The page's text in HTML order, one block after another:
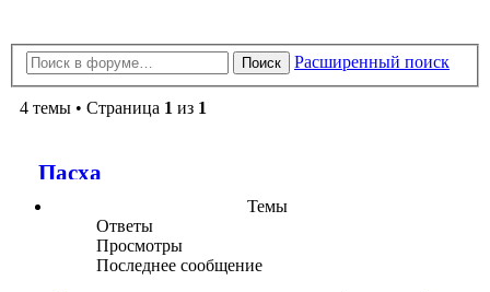
Поиск Расширенный поиск
4 темы • Страница 1 из 1
Пасха
Темы
Ответы
Просмотры
Последнее сообщение